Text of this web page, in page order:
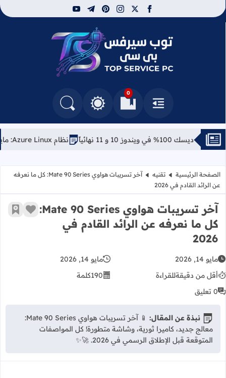
facebook
x
instagram
pinterest
telegram
youtube
توب سيرفس
القائمة
0
العلامات المرجعيةالتغيير بين الوضع النهاري والداكن
البحث في المدونة
10 و 11 نهائياً نظام Azure Linux: مايكروسوفت تفاجئ الجميع بتوزيعة لينكس خاصة بها
الصفحة الرئيسية تقنيه
آخر تسريبات هواوي Mate 90 Series: كل ما نعرفه
عن الرائد القادم في 2026
آخر تسريبات هواوي Mate 90 Series:
كل ما نعرفه عن الرائد القادم في
2026
زر أضف
مايو 14, 2026
مايو 14, 2026
أقل من دقيقةللقراءة 190كلمة
0 تعليق
نبذة عن المقال:
📱 آخر تسريبات هواوي Mate 90 Series:
معالج جديد، كاميرا ثورية، وشاشة متطورة! كل المواصفات
المتوقعة قبل الإطلاق الرسمي في 2026. 🚀✨